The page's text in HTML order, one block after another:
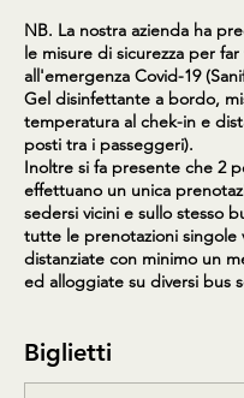
NB. La nostra azienda ha
le misure di sicurezza per
all'emergenza Covid-19
Gel disinfettante a bordo,
temperatura al chek-in e
posti tra i passeggeri).
Inoltre si fa presente che 2
effettuano un unica
sedersi vicini e sullo stesso
tutte le prenotazioni singole
distanziate con minimo un
ed alloggiate su diversi bus
Biglietti